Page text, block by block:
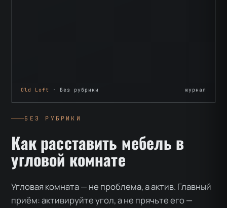
Old Loft · Без рубрики журнал
БЕЗ РУБРИКИ
Как расставить мебель в
угловой комнате
Угловая комната — не проблема, а актив. Главный
приём: активируйте угол, а не прячьте его —